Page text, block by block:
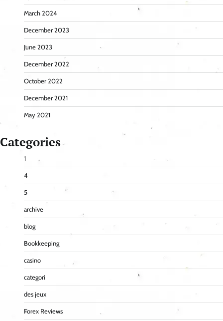
March 2024
December 2023
June 2023
December 2022
October 2022
December 2021
May 2021
Categories
1
4
5
archive
blog
Bookkeeping
casino
categori
des jeux
Forex Reviews